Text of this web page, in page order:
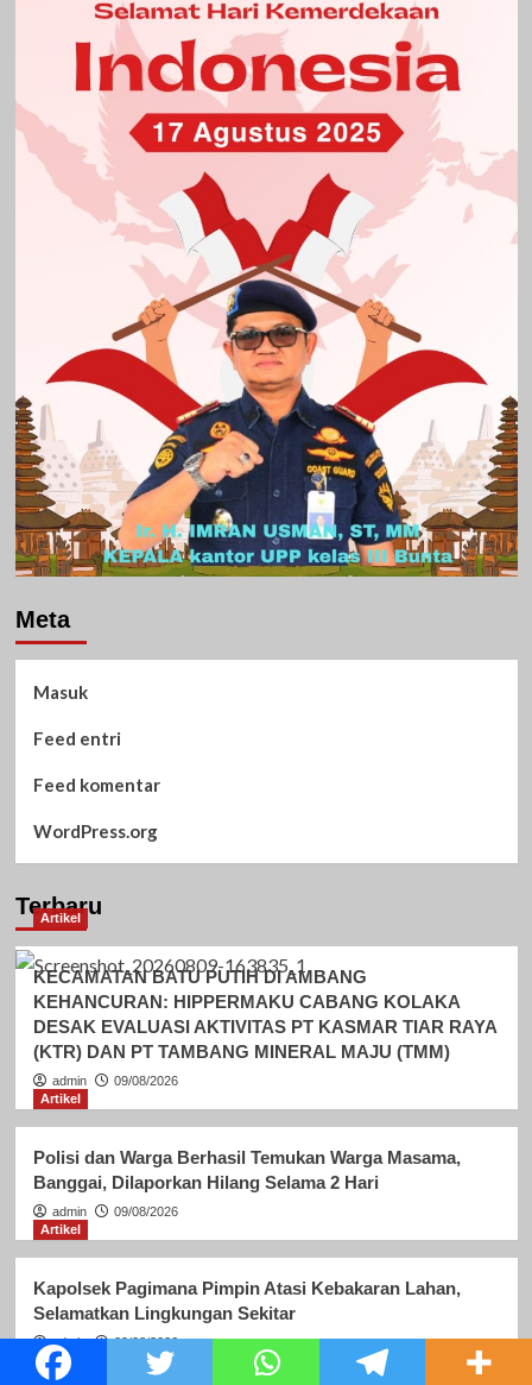
Meta
Masuk
Feed entri
Feed komentar
WordPress.org
Terbaru
Artikel
KECAMATAN BATU PUTIH DI AMBANG
KEHANCURAN: HIPPERMAKU CABANG KOLAKA
DESAK EVALUASI AKTIVITAS PT KASMAR TIAR RAYA
(KTR) DAN PT TAMBANG MINERAL MAJU (TMM)
admin
09/08/2026
Artikel
Polisi dan Warga Berhasil Temukan Warga Masama,
Banggai, Dilaporkan Hilang Selama 2 Hari
admin
09/08/2026
Artikel
Kapolsek Pagimana Pimpin Atasi Kebakaran Lahan,
Selamatkan Lingkungan Sekitar
admin
09/08/2026
Artikel